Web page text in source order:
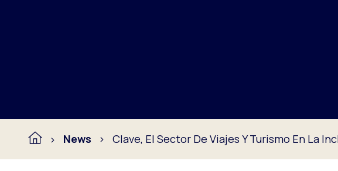
News Clave, El Sector De Viajes Y Turismo En La